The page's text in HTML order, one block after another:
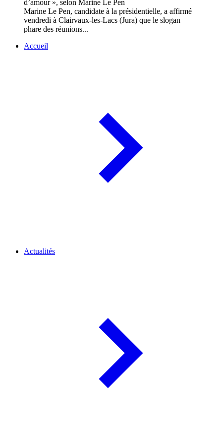
Marine Le Pen, candidate à la présidentielle, a affirmé
vendredi à Clairvaux-les-Lacs (Jura) que le slogan
phare des réunions...
Accueil
Actualités